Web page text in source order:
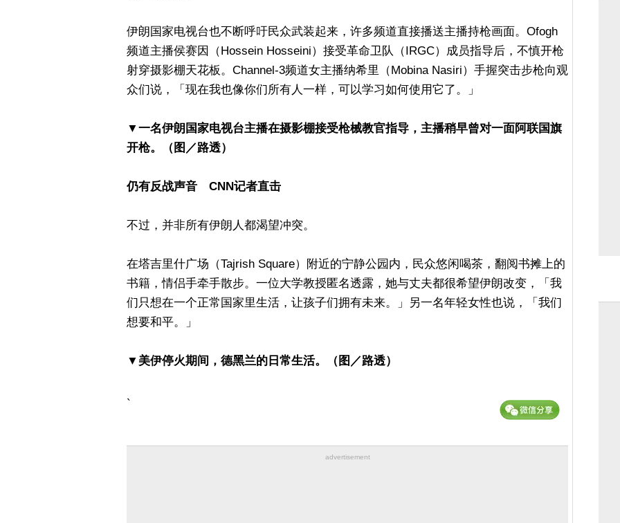
伊朗国家电视台也不断呼吁民众武装起来，许多频道直接播送主播持枪画面。Ofogh
频道主播侯赛因（Hossein Hosseini）接受革命卫队（IRGC）成员指导后，不慎开枪
射穿摄影棚天花板。Channel-3频道女主播纳希里（Mobina Nasiri）手握突击步枪向观
众们说，「现在我也像你们所有人一样，可以学习如何使用它了。」
▼一名伊朗国家电视台主播在摄影棚接受枪械教官指导，主播稍早曾对一面阿联国旗
开枪。（图／路透）
仍有反战声音 CNN记者直击
不过，并非所有伊朗人都渴望冲突。
在塔吉里什广场（Tajrish Square）附近的宁静公园内，民众悠闲喝茶，翻阅书摊上的
书籍，情侣手牵手散步。一位大学教授匿名透露，她与丈夫都很希望伊朗改变，「我
们只想在一个正常国家里生活，让孩子们拥有未来。」另一名年轻女性也说，「我们
想要和平。」
▼美伊停火期间，德黑兰的日常生活。（图／路透）
`
advertisement